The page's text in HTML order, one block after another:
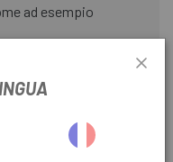
ad esempio
attiva